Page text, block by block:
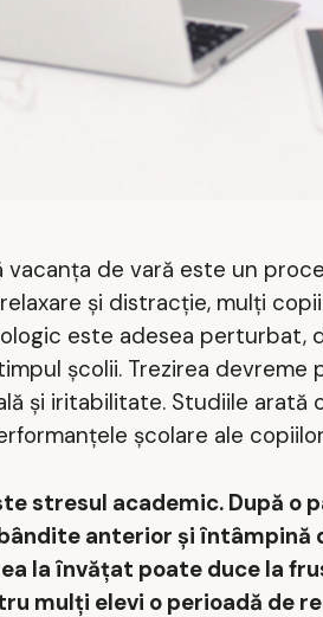
de vară este un
și distracție, mulți
este adesea perturbat,
școlii. Trezirea
și iritabilitate. Studiile
școlare ale
stresul academic. După o
anterior și întâmpină
la învățat poate duce la
mulți elevi o perioadă de